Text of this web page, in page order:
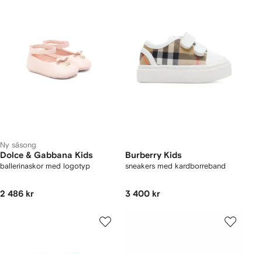
Ny säsong
Dolce & Gabbana Kids
ballerinaskor med logotyp
2 486 kr
Burberry Kids
sneakers med kardborreband
3 400 kr